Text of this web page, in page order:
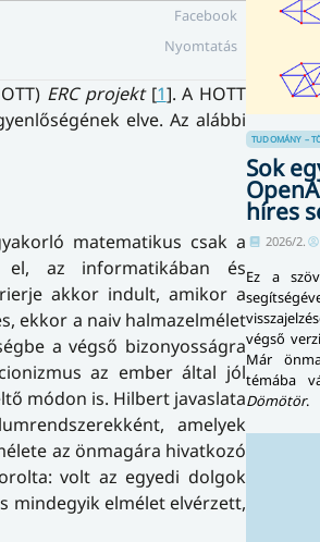
Facebook
Nyomtatás
ERC projekt[1]. A HOTT
elve. Az alábbi
matematikus csak a
az informatikában és
akkor indult, amikor a
ekkor a naiv halmazelmélet
a végső bizonyosságra
az ember által jól
módon is. Hilbert javaslata
amelyek
az önmagára hivatkozó
volt az egyedi dolgok
mindegyik elmélet elvérzett,
TUDOMÁNY –
Sok
híres
2026/2.
Ez a
végső
Már
témába
Dömötör.